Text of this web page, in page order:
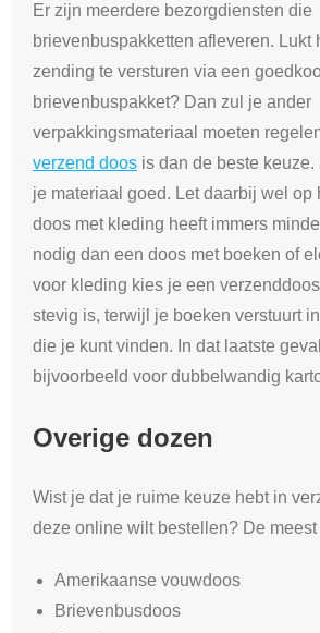
Er zijn meerdere bezorgdiensten die
brievenbuspakketten afleveren. Lukt
zending te versturen via een
brievenbuspakket? Dan zul je ander
verpakkingsmateriaal moeten
verzend doos is dan de beste
je materiaal goed. Let daarbij wel op
doos met kleding heeft immers
nodig dan een doos met boeken of
voor kleding kies je een
stevig is, terwijl je boeken verstuurt
die je kunt vinden. In dat laatste
bijvoorbeeld voor dubbelwandig
Overige dozen
Wist je dat je ruime keuze hebt in
deze online wilt bestellen? De
Amerikaanse vouwdoos
Brievenbusdoos